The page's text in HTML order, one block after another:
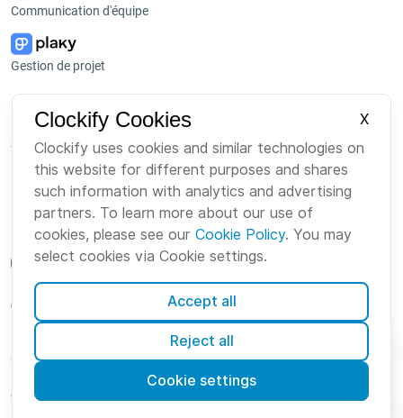
Communication d'équipe
Gestion de projet
Plateforme
Suite
Bundle
Marketplace
À propos de nous
Emploi
Marque
© Clockify
CookiesConditionsConfidentialitéSécuritéPlan du site
Clockify Cookies
X
Clockify uses cookies and similar technologies on
this website for different purposes and shares
such information with analytics and advertising
partners. To learn more about our use of
cookies, please see our Cookie Policy. You may
select cookies via Cookie settings.
Accept all
Reject all
Cookie settings